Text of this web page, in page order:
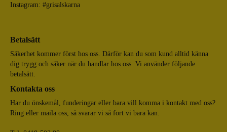
Instagram: #grisalskarna
Betalsätt
Säkerhet kommer först hos oss. Därför kan du som kund alltid känna
dig trygg och säker när du handlar hos oss. Vi använder följande
betalsätt.
Kontakta oss
Har du önskemål, funderingar eller bara vill komma i kontakt med oss?
Ring eller maila oss, så svarar vi så fort vi bara kan.